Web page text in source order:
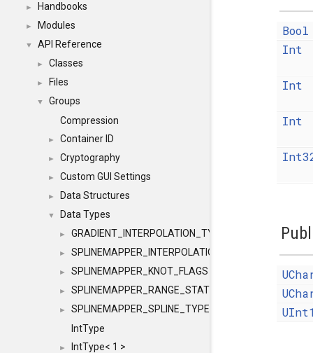
► Handbooks
► Modules
▼ API Reference
► Classes
► Files
▼
Groups
Compression
► Container ID
► Cryptography
► Custom GUI Settings
► Data Structures
▼ Data Types
► GRADIENT_INTERPOLATION_TYPE
► SPLINEMAPPER_INTERPOLATION_TYPE
► SPLINEMAPPER_KNOT_FLAGS
► SPLINEMAPPER_RANGE_STATE
►
SPLINEMAPPER_SPLINE_TYPE
IntType
► IntType< 1 >
Bool
Int
Int
Int